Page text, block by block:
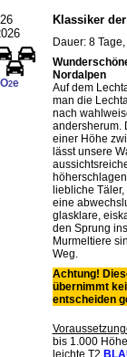
2e
Klassiker
Dauer: 8
Nordalpen
Auf dem
man die
nach
andersherum.
einer Höhe
lässt unsere
liebliche
eine
glasklare,
den Sprung
Murmeltiere
Weg.
Achtung!
übernimmt
entscheiden
bis 1.000
leichte T2